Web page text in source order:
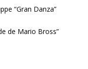
“Gran Danza”
de Mario Bross”